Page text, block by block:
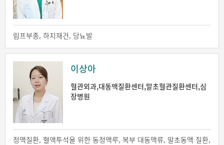
림프부종, 하지재건, 당뇨발
이상아
혈관외과,대동맥질환센터,말초혈관질환센터,심
장병원
정맥질환, 혈액투석을 위한 동정맥루, 복부 대동맥류, 말초동맥 질환,